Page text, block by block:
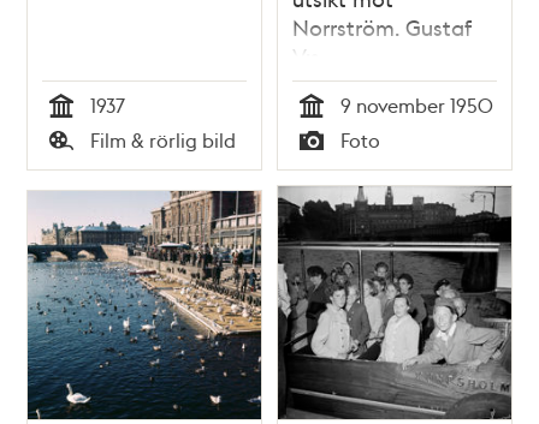
Tid
1937
Typ
Film & rörlig bild
Norrström. Gustaf
V:s
begravningsprocession.
Åskådare kantar
gatan. I förgrunden
t.h. buss med SF-
logotyp
Tid
9 november 1950
Typ
Foto